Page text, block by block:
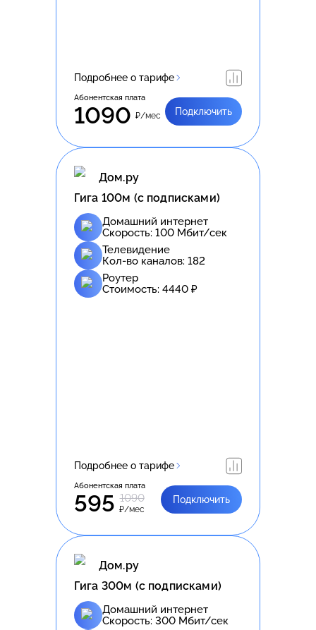
Подробнее о тарифе
Абонентская плата
1090 ₽/мес Подключить
Дом.ру
Гига 100м (с подписками)
Домашний интернет
Скорость: 100 Мбит/сек
Телевидение
Кол-во каналов: 182
Роутер
Стоимость: 4440 ₽
Подробнее о тарифе
Абонентская плата
595 1090
₽/мес
Подключить
Дом.ру
Гига 300м (с подписками)
Домашний интернет
Скорость: 300 Мбит/сек